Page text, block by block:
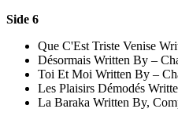
Side 6
Que C'Est Triste Venise
Désormais Written By –
Toi Et Moi Written By –
Les Plaisirs Démodés
La Baraka Written By,